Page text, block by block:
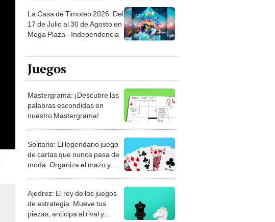
La Casa de Timoteo 2026: Del
17 de Julio al 30 de Agosto en
Mega Plaza - Independencia
Juegos
Mastergrama: ¡Descubre las
palabras escondidas en
nuestro Mastergrama!
Solitario: El legendario juego
de cartas que nunca pasa de
moda. Organiza el mazo y
Ajedrez: El rey de los juegos
de estrategia. Mueve tus
piezas, anticipa al rival y